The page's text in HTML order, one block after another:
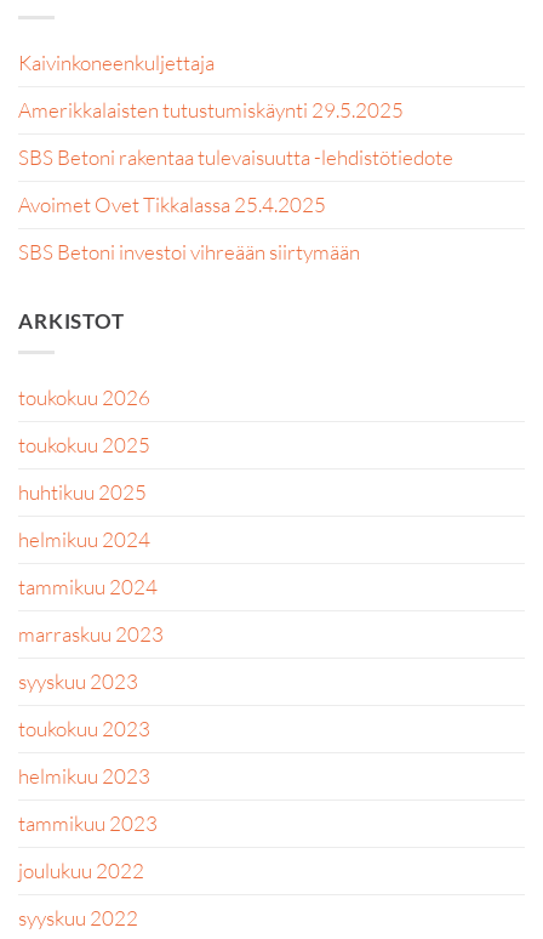
Kaivinkoneenkuljettaja
Amerikkalaisten tutustumiskäynti 29.5.2025
SBS Betoni rakentaa tulevaisuutta -lehdistötiedote
Avoimet Ovet Tikkalassa 25.4.2025
SBS Betoni investoi vihreään siirtymään
ARKISTOT
toukokuu 2026
toukokuu 2025
huhtikuu 2025
helmikuu 2024
tammikuu 2024
marraskuu 2023
syyskuu 2023
toukokuu 2023
helmikuu 2023
tammikuu 2023
joulukuu 2022
syyskuu 2022